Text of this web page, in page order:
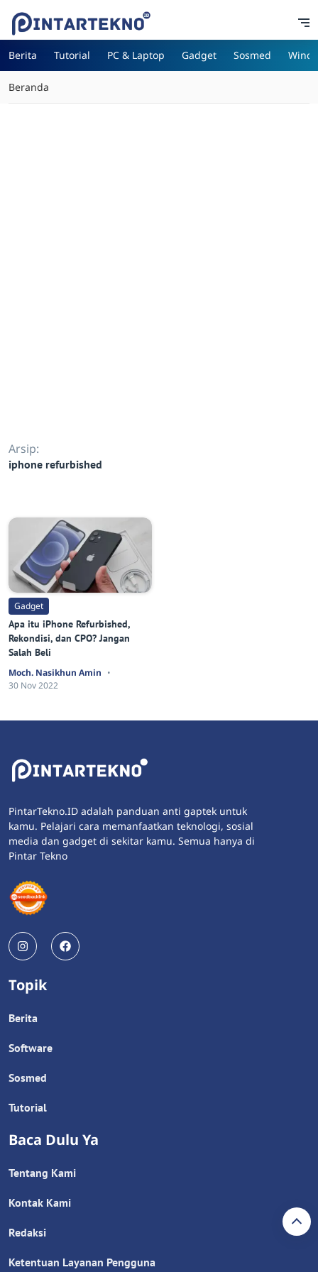
Berita Tutorial PC & Laptop Gadget Sosmed
Beranda
Arsip:
iphone refurbished
Gadget
Apa itu iPhone Refurbished,
Rekondisi, dan CPO? Jangan
Salah Beli
Moch. Nasikhun Amin
30 Nov 2022
PintarTekno.ID adalah panduan anti gaptek untuk
kamu. Pelajari cara memanfaatkan teknologi, sosial
media dan gadget di sekitar kamu. Semua hanya di
Pintar Tekno
Topik
Berita
Software
Sosmed
Tutorial
Baca Dulu Ya
Tentang Kami
Kontak Kami
Redaksi
Ketentuan Layanan Pengguna